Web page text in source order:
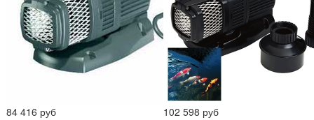
84 416 руб 102 598 руб